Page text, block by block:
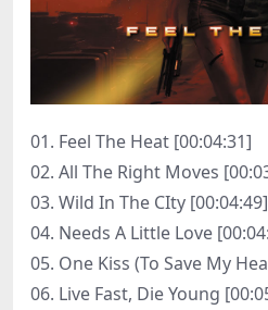
01. Feel The Heat [00:04:31]
02. All The Right Moves
03. Wild In The CIty [00:04:49]
04. Needs A Little Love
05. One Kiss (To Save My
06. Live Fast, Die Young